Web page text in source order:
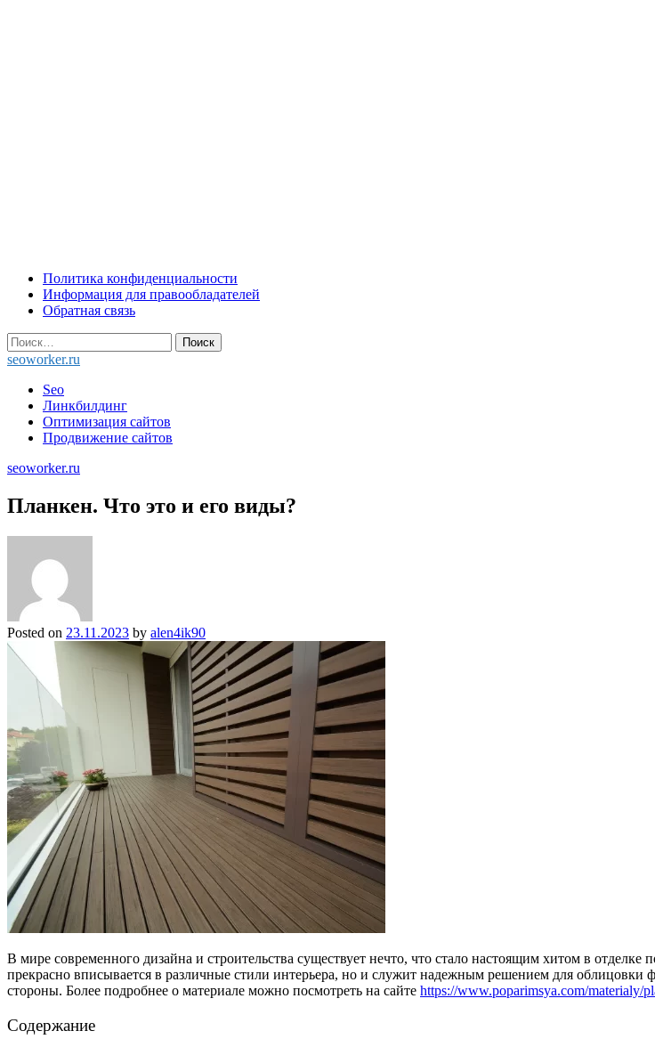
Skip
content
Политика конфиденциальности
Информация для правообладателей
Обратная связь
Найти:
seoworker.ru
Seo
Линкбилдинг
Оптимизация сайтов
Продвижение сайтов
seoworker.ru
Планкен. Что это и его виды?
Posted on 23.11.2023 by alen4ik90
В мире современного дизайна и строительства существует нечто, что стало настоящим хитом в
прекрасно вписывается в различные стили интерьера, но и служит надежным решением для облицовки
стороны. Более подробнее о материале можно посмотреть на сайте https://www.poparimsya.com/materialy/
Содержание